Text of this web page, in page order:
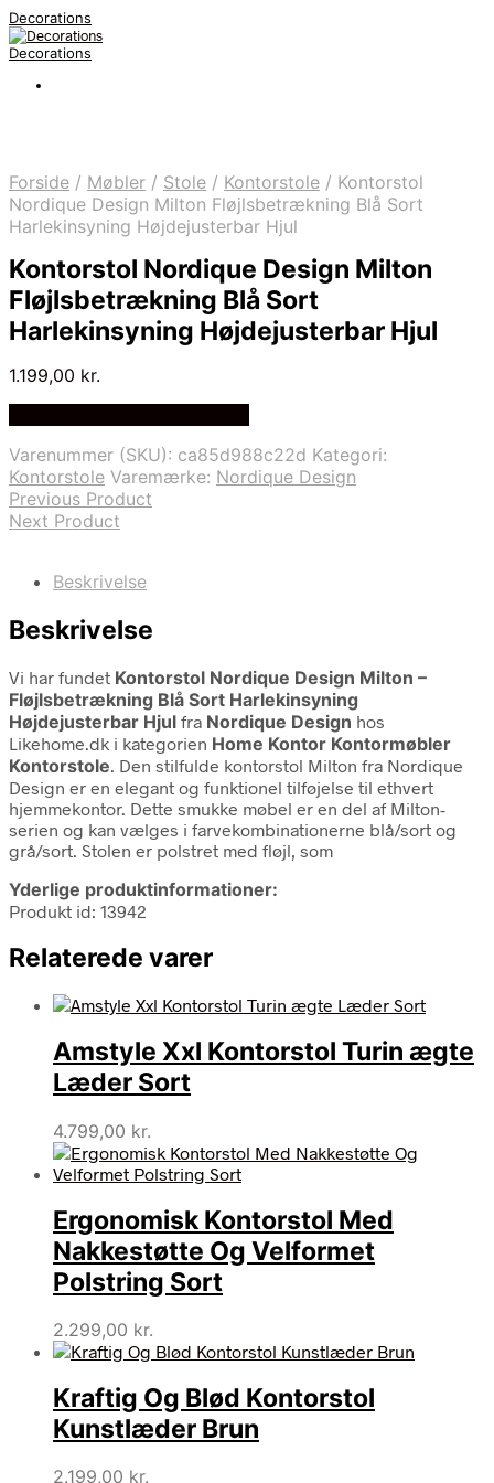
Decorations
Decorations
Forside / Møbler / Stole / Kontorstole / Kontorstol
Nordique Design Milton Fløjlsbetrækning Blå Sort
Harlekinsyning Højdejusterbar Hjul
Kontorstol Nordique Design Milton
Fløjlsbetrækning Blå Sort
Harlekinsyning Højdejusterbar Hjul
1.199,00 kr.
Varenummer (SKU): ca85d988c22d Kategori:
Kontorstole Varemærke: Nordique Design
Previous Product
Next Product
Beskrivelse
Beskrivelse
Vi har fundet Kontorstol Nordique Design Milton –
Fløjlsbetrækning Blå Sort Harlekinsyning
Højdejusterbar Hjul fra Nordique Design hos
Likehome.dk i kategorien Home Kontor Kontormøbler
Kontorstole. Den stilfulde kontorstol Milton fra Nordique
Design er en elegant og funktionel tilføjelse til ethvert
hjemmekontor. Dette smukke møbel er en del af Milton-
serien og kan vælges i farvekombinationerne blå/sort og
grå/sort. Stolen er polstret med fløjl, som
Yderlige produktinformationer:
Produkt id: 13942
Relaterede varer
Amstyle Xxl Kontorstol Turin ægte
Læder Sort
4.799,00 kr.
Ergonomisk Kontorstol Med
Nakkestøtte Og Velformet
Polstring Sort
2.299,00 kr.
Kraftig Og Blød Kontorstol
Kunstlæder Brun
2.199,00 kr.